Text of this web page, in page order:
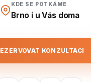
KDE SE POTKÁME
Brno i u Vás doma
KONZULTACI